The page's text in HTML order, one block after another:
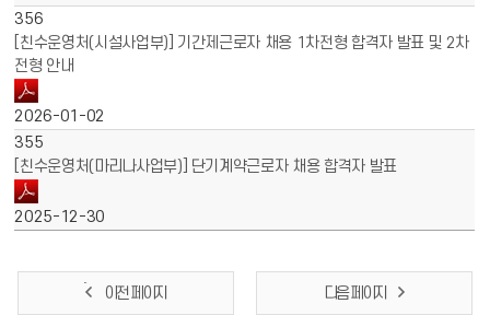
356
[친수운영처(시설사업부)] 기간제근로자 채용 1차전형 합격자 발표 및 2차
전형 안내
2026-01-02
355
[친수운영처(마리나사업부)] 단기계약근로자 채용 합격자 발표
2025-12-30
이전 페이지 다음 페이지